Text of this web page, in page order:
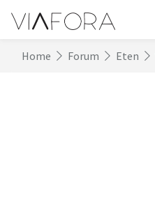
Home Forum Eten